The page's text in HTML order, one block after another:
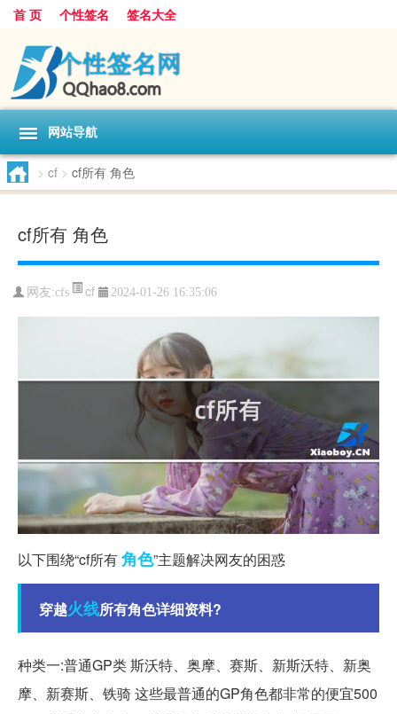
首 页 个性签名 签名大全
网站导航
> cf > cf所有 角色
cf所有 角色
网友:cfs cf 2024-01-26 16:35:06
以下围绕“cf所有角色”主题解决网友的困惑
穿越火线所有角色详细资料?
种类一:普通GP类 斯沃特、奥摩、赛斯、新斯沃特、新奥
摩、新赛斯、铁骑 这些最普通的GP角色都非常的便宜500